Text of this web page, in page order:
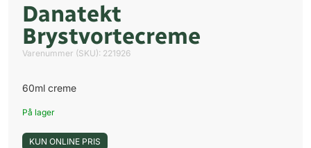
Danatekt
Brystvortecreme
Varenummer (SKU): 221926
60ml creme
På lager
KUN ONLINE PRIS